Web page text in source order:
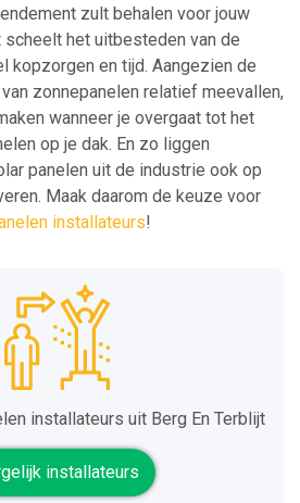
zult behalen voor jouw
scheelt het uitbesteden van de
kopzorgen en tijd. Aangezien de
zonnepanelen relatief meevallen,
wanneer je overgaat tot het
op je dak. En zo liggen
panelen uit de industrie ook op
Maak daarom de keuze voor
installateurs!
installateurs uit Berg En Terblijt
installateurs